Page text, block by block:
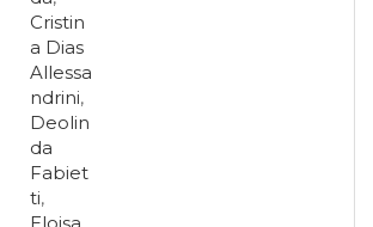
Cristin
a Dias
Allessa
ndrini,
Deolin
da
Fabiet
ti,